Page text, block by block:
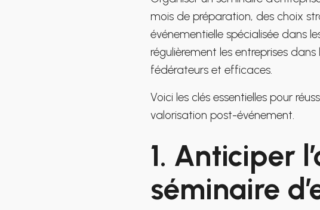
mois de préparation, des choix
événementielle spécialisée dans
régulièrement les entreprises
fédérateurs et efficaces.
Voici les clés essentielles pour
valorisation post-événement.
1. Anticiper
séminaire